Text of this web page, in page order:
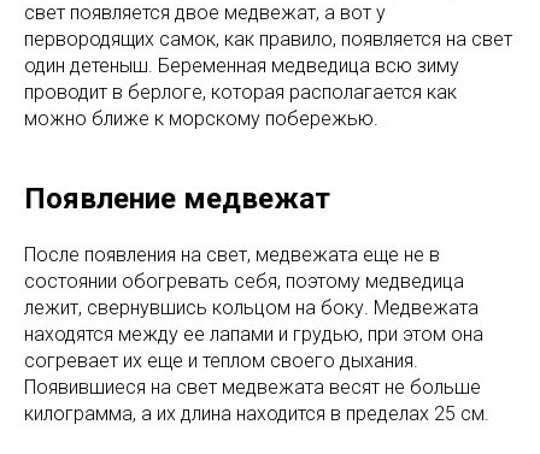
свет появляется двое медвежат, а вот у
первородящих самок, как правило, появляется на свет
один детеныш. Беременная медведица всю зиму
проводит в берлоге, которая располагается как
можно ближе к морскому побережью.
Появление медвежат
После появления на свет, медвежата еще не в
состоянии обогревать себя, поэтому медведица
лежит, свернувшись кольцом на боку. Медвежата
находятся между ее лапами и грудью, при этом она
согревает их еще и теплом своего дыхания.
Появившиеся на свет медвежата весят не больше
килограмма, а их длина находится в пределах 25 см.